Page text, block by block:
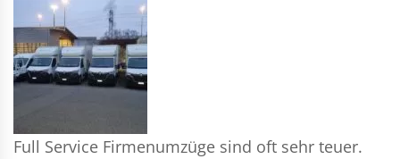
Full Service Firmenumzüge sind oft sehr teuer.